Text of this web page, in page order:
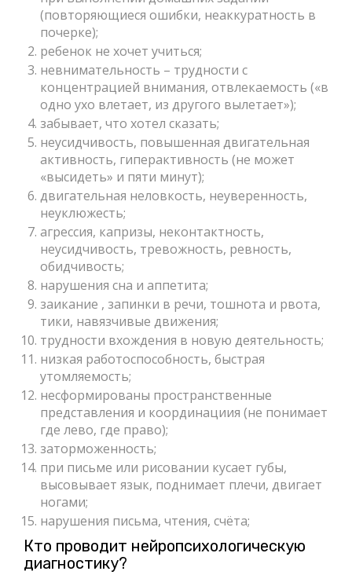
(повторяющиеся ошибки, неаккуратность в
почерке);
ребенок не хочет учиться;
невнимательность – трудности с
концентрацией внимания, отвлекаемость («в
одно ухо влетает, из другого вылетает»);
забывает, что хотел сказать;
неусидчивость, повышенная двигательная
активность, гиперактивность (не может
«высидеть» и пяти минут);
двигательная неловкость, неуверенность,
неуклюжесть;
агрессия, капризы, неконтактность,
неусидчивость, тревожность, ревность,
обидчивость;
нарушения сна и аппетита;
заикание , запинки в речи, тошнота и рвота,
тики, навязчивые движения;
трудности вхождения в новую деятельность;
низкая работоспособность, быстрая
утомляемость;
несформированы пространственные
представления и координациия (не понимает
где лево, где право);
заторможенность;
при письме или рисовании кусает губы,
высовывает язык, поднимает плечи, двигает
ногами;
нарушения письма, чтения, счёта;
Кто проводит нейропсихологическую
диагностику?